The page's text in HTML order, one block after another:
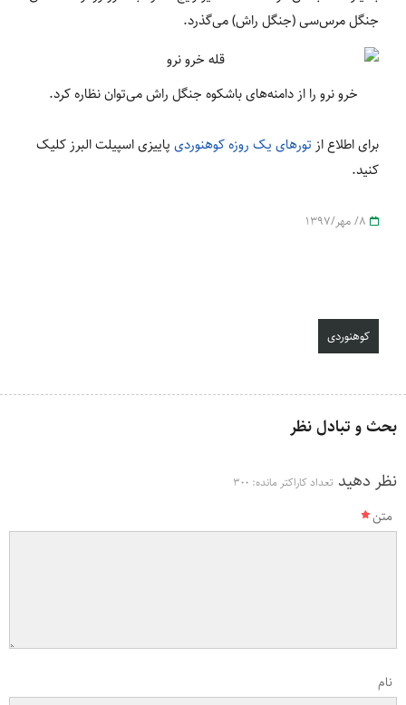
جنگل مرس‌سی (جنگل راش) می‌گذرد.
خرو نرو را از دامنه‌های باشکوه جنگل راش می‌توان نظاره کرد.
برای اطلاع از تورهای یک روزه کوهنوردی پاییزی اسپیلت البرز کلیک
کنید.
کوهنوردی
بحث و تبادل نظر
نظر دهید تعداد کاراکتر مانده: 300
متن
نام